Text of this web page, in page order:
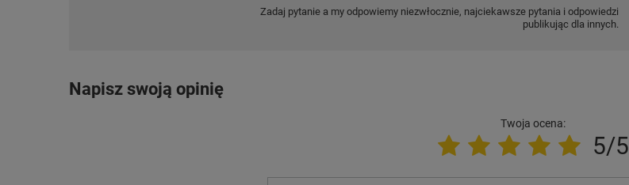
Zadaj pytanie a my odpowiemy niezwłocznie, najciekawsze pytania i odpowiedzi
publikując dla innych.
Napisz swoją opinię
Twoja ocena:
5/5